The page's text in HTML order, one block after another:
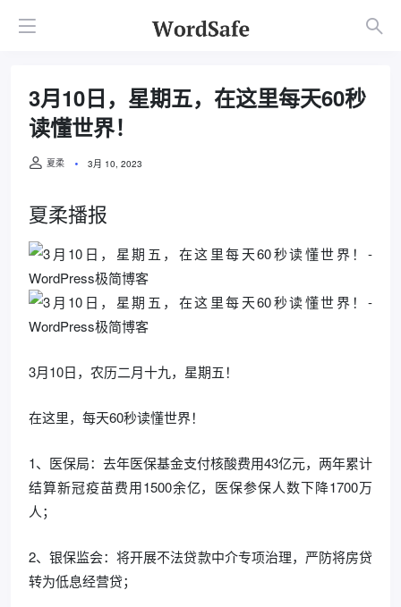
3月10日，星期五，在这里每天60秒
读懂世界！
夏柔 3月 10, 2023
夏柔播报
3月10日，农历二月十九，星期五！
在这里，每天60秒读懂世界！
1、医保局：去年医保基金支付核酸费用43亿元，两年累计
结算新冠疫苗费用1500余亿，医保参保人数下降1700万
人；
2、银保监会：将开展不法贷款中介专项治理，严防将房贷
转为低息经营贷；